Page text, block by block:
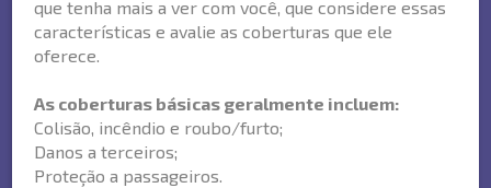
que tenha mais a ver com você, que considere essas
características e avalie as coberturas que ele
oferece.
As coberturas básicas geralmente incluem:
Colisão, incêndio e roubo/furto;
Danos a terceiros;
Proteção a passageiros.